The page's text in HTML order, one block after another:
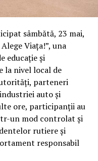
sâmbătă, 23 mai,
Viața!”, una
educație și
la nivel local de
parteneri
auto și
ore, participanții au
un mod controlat și
rutiere și
responsabil